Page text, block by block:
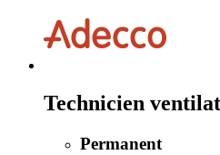
Technicien
Permanent